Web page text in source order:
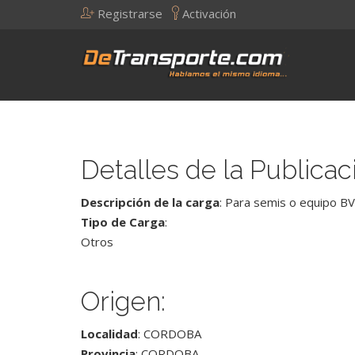
Registrarse Activación
Detalles de la
Descripción de la carga: Para semis o equipo BV
Tipo de Carga:
Otros
Origen:
Localidad: CORDOBA